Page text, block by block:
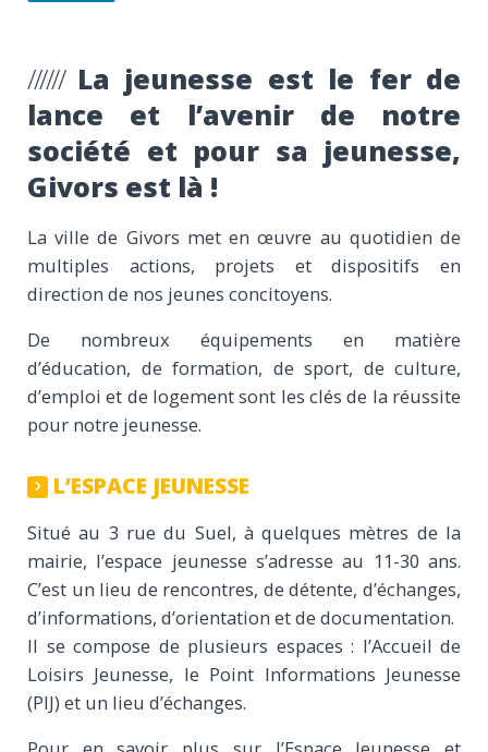
La jeunesse est le fer de
lance et l’avenir de notre
société et pour sa jeunesse,
Givors est là !
La ville de Givors met en œuvre au quotidien de
multiples actions, projets et dispositifs en
direction de nos jeunes concitoyens.
De nombreux équipements en matière
d’éducation, de formation, de sport, de culture,
d’emploi et de logement sont les clés de la réussite
pour notre jeunesse.
L’ESPACE JEUNESSE
Situé au 3 rue du Suel, à quelques mètres de la
mairie, l’espace jeunesse s’adresse au 11-30 ans.
C’est un lieu de rencontres, de détente, d’échanges,
d’informations, d’orientation et de documentation.
Il se compose de plusieurs espaces : l’Accueil de
Loisirs Jeunesse, le Point Informations Jeunesse
(PIJ) et un lieu d’échanges.